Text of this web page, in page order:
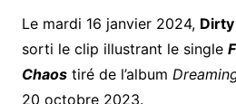
Le mardi 16 janvier 2024,
sorti le clip illustrant le single
Chaostiré de l’album
20 octobre 2023.